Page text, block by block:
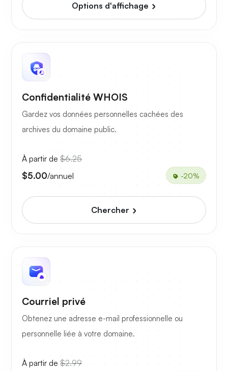
Options d'affichage
Confidentialité WHOIS
Gardez vos données personnelles cachées des
archives du domaine public.
À partir de $6.25
$5.00/annuel -20%
Chercher
Courriel privé
Obtenez une adresse e-mail professionnelle ou
personnelle liée à votre domaine.
À partir de $2.99